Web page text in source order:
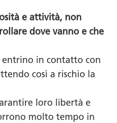
e attività, non
dove vanno e che
in contatto con
così a rischio la
loro libertà e
molto tempo in